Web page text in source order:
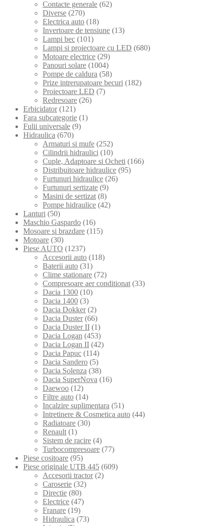
Contacte generale (62)
Diverse (270)
Electrica auto (18)
Invertoare de tensiune (13)
Lampi bec (101)
Lampi si proiectoare cu LED (680)
Motoare electrice (29)
Panouri solare (1004)
Pompe de caldura (58)
Prize intrerupatoare becuri (182)
Proiectoare LED (7)
Redresoare (26)
Erbicidator (121)
Fara subcategorie (1)
Fulii universale (9)
Hidraulica (670)
Armaturi si mufe (252)
Cilindrii hidraulici (10)
Cuple, Adaptoare si Ocheti (166)
Distribuitoare hidraulice (95)
Furtunuri hidraulice (26)
Furtunuri sertizate (9)
Masini de sertizat (8)
Pompe hidraulice (42)
Lanturi (50)
Maschio Gaspardo (16)
Mosoare si brazdare (115)
Motoare (30)
Piese AUTO (1237)
Accesorii auto (118)
Baterii auto (31)
Clime stationare (72)
Compresoare aer conditionat (33)
Dacia 1300 (10)
Dacia 1400 (3)
Dacia Dokker (2)
Dacia Duster (66)
Dacia Duster II (1)
Dacia Logan (453)
Dacia Logan II (42)
Dacia Papuc (114)
Dacia Sandero (5)
Dacia Solenza (38)
Dacia SuperNova (16)
Daewoo (12)
Filtre auto (14)
Incalzire suplimentara (51)
Intretinere & Cosmetica auto (44)
Radiatoare (30)
Renault (1)
Sistem de racire (4)
Turbocompresoare (77)
Piese cositoare (95)
Piese originale UTB 445 (609)
Accesorii tractor (2)
Caroserie (32)
Directie (80)
Electrice (47)
Franare (19)
Hidraulica (73)